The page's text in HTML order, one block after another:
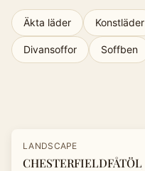
Äkta läder Konstläder
Divansoffor Soffben
- 30%
LANDSCAPE
CHESTERFIELDFÅTÖLJ